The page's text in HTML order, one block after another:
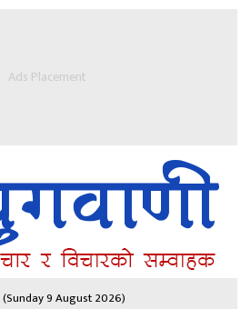
Ads Placement
(Sunday 9 August 2026)